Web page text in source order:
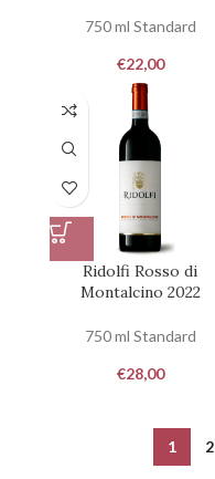
750 ml Standard
€22,00
Ridolfi Rosso di
Montalcino 2022
750 ml Standard
€28,00
1 2